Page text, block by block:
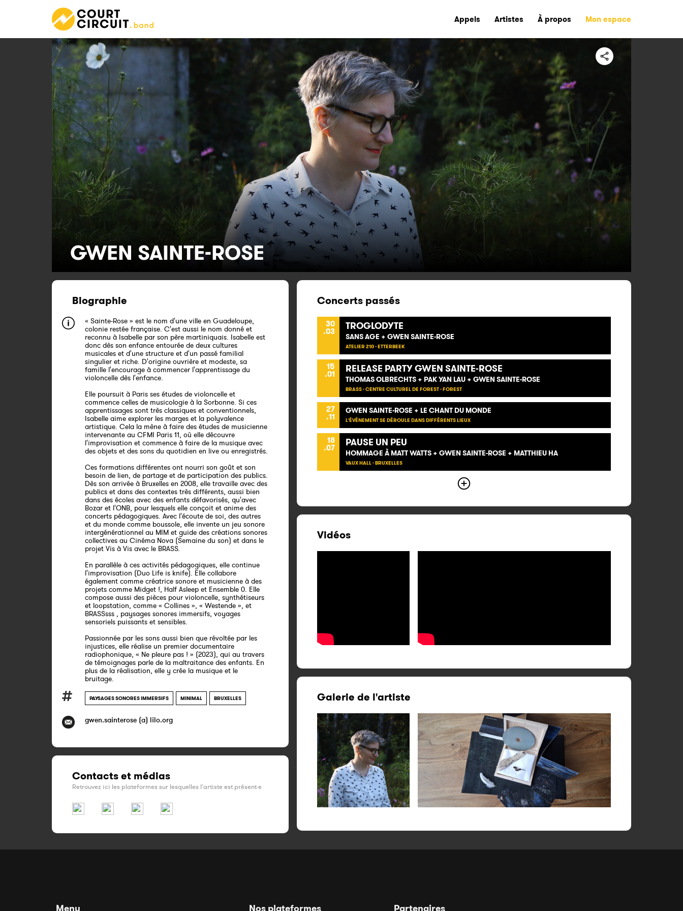
Appels Artistes À propos Mon espace
GWEN SAINTE-ROSE
Biographie
« Sainte-Rose » est le nom d'une ville en Guadeloupe,
colonie restée française. C'est aussi le nom donné et
reconnu à Isabelle par son père martiniquais. Isabelle est
donc dès son enfance entourée de deux cultures
musicales et d'une structure et d'un passé familial
singulier et riche. D'origine ouvrière et modeste, sa
famille l'encourage à commencer l'apprentissage du
violoncelle dès l'enfance.
Elle poursuit à Paris ses études de violoncelle et
commence celles de musicologie à la Sorbonne. Si ces
apprentissages sont très classiques et conventionnels,
Isabelle aime explorer les marges et la polyvalence
artistique. Cela la mène à faire des études de musicienne
intervenante au CFMI Paris 11, où elle découvre
l'improvisation et commence à faire de la musique avec
des objets et des sons du quotidien en live ou enregistrés.
Ces formations différentes ont nourri son goût et son
besoin de lien, de partage et de participation des publics.
Dès son arrivée à Bruxelles en 2008, elle travaille avec des
publics et dans des contextes très différents, aussi bien
dans des écoles avec des enfants défavorisés, qu'avec
Bozar et l'ONB, pour lesquels elle conçoit et anime des
concerts pédagogiques. Avec l'écoute de soi, des autres
et du monde comme boussole, elle invente un jeu sonore
intergénérationnel au MIM et guide des créations sonores
collectives au Cinéma Nova (Semaine du son) et dans le
projet Vis à Vis avec le BRASS.
En parallèle à ces activités pédagogiques, elle continue
l'improvisation (Duo Life is knife). Elle collabore
également comme créatrice sonore et musicienne à des
projets comme Midget !, Half Asleep et Ensemble 0. Elle
compose aussi des pièces pour violoncelle, synthétiseurs
et loopstation, comme « Collines », « Westende », et
BRASSsss , paysages sonores immersifs, voyages
sensoriels puissants et sensibles.
Passionnée par les sons aussi bien que révoltée par les
injustices, elle réalise un premier documentaire
radiophonique, « Ne pleure pas ! » (2023), qui au travers
de témoignages parle de la maltraitance des enfants. En
plus de la réalisation, elle y crée la musique et le
bruitage.
PAYSAGES SONORES IMMERSIFS MINIMAL BRUXELLES
gwen.sainterose (a) lilo.org
Contacts et médias
Retrouvez ici les plateformes sur lesquelles l'artiste est présent·e
Concerts passés
30
.03 TROGLODYTE
SANS AGE + GWEN SAINTE-ROSE
ATELIER 210 - ETTERBEEK
15
.01 RELEASE PARTY GWEN SAINTE-ROSE
THOMAS OLBRECHTS + PAK YAN LAU + GWEN SAINTE-ROSE
BRASS - CENTRE CULTUREL DE FOREST - FOREST
27
.11
GWEN SAINTE-ROSE + LE CHANT DU MONDE
L'ÉVÉNEMENT SE DÉROULE DANS DIFFÉRENTS LIEUX
18
.07 PAUSE UN PEU
HOMMAGE À MATT WATTS + GWEN SAINTE-ROSE + MATTHIEU HA
VAUX HALL - BRUXELLES
Vidéos
Galerie de l'artiste
Menu Nos plateformes Partenaires